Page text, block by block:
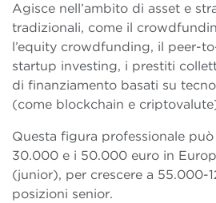
Agisce nell’ambito di asset e
tradizionali, come il
l’equity crowdfunding, il peer-
startup investing, i prestiti
di finanziamento basati su
(come blockchain e
Questa figura professionale
30.000 e i 50.000 euro in
(junior), per crescere a 55.000-
posizioni senior.